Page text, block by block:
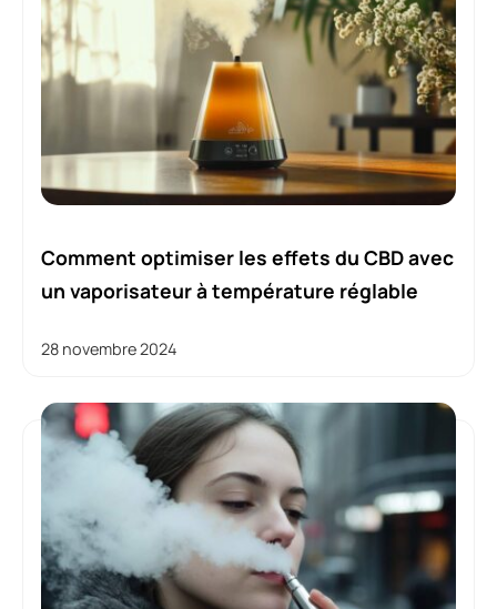
Comment optimiser les effets du CBD avec
un vaporisateur à température réglable
28 novembre 2024